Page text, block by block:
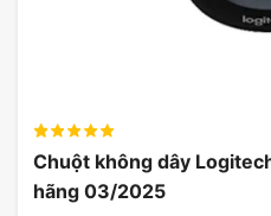
Chuột không dây
hãng 03/2025